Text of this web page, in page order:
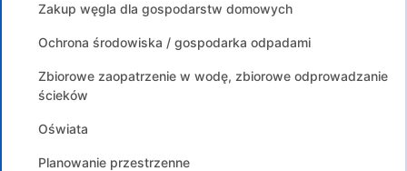
Zakup węgla dla gospodarstw domowych
Ochrona środowiska / gospodarka odpadami
Zbiorowe zaopatrzenie w wodę, zbiorowe odprowadzanie
ścieków
Oświata
Planowanie przestrzenne